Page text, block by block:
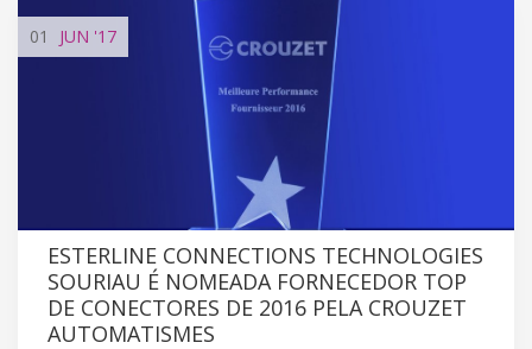
01 JUN '17
ESTERLINE CONNECTIONS TECHNOLOGIES
SOURIAU É NOMEADA FORNECEDOR TOP
DE CONECTORES DE 2016 PELA CROUZET
AUTOMATISMES